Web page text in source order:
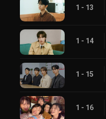
1 - 13
1 - 14
1 - 15
1 - 16